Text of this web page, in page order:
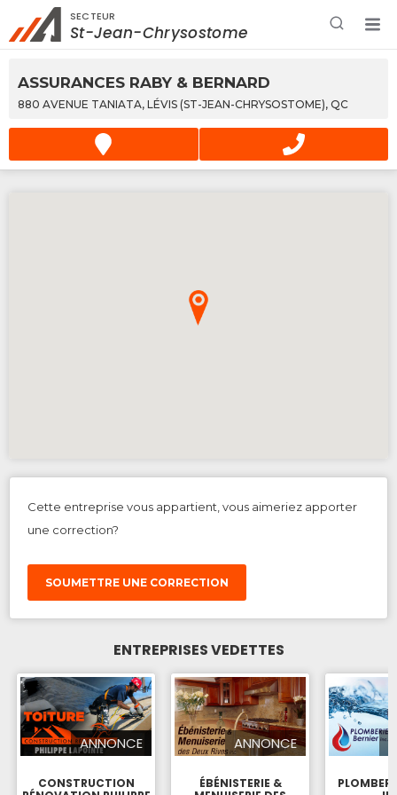
Rechercher à proximité - Entreprise / Rabais /
Services
SECTEUR
St-Jean-Chrysostome
ASSURANCES RABY & BERNARD
880 AVENUE TANIATA, LÉVIS (ST-JEAN-CHRYSOSTOME), QC
Cette entreprise vous appartient, vous aimeriez apporter
une correction?
SOUMETTRE UNE CORRECTION
ENTREPRISES VEDETTES
ANNONCE
CONSTRUCTION
ANNONCE
ÉBÉNISTERIE &